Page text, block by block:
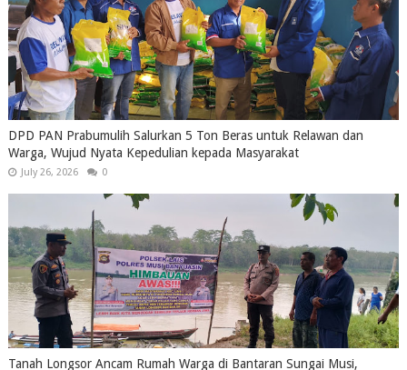
DPD PAN Prabumulih Salurkan 5 Ton Beras untuk Relawan dan
Warga, Wujud Nyata Kepedulian kepada Masyarakat
July 26, 2026 0
Tanah Longsor Ancam Rumah Warga di Bantaran Sungai Musi,